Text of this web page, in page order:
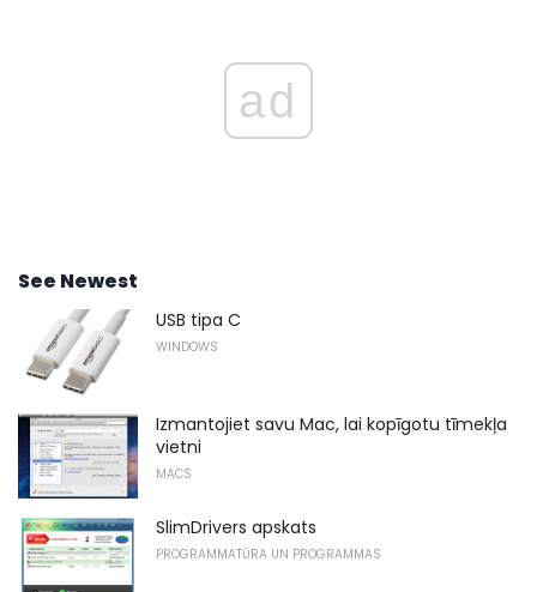
ad
See Newest
USB tipa C
WINDOWS
Izmantojiet savu Mac, lai kopīgotu tīmekļa
vietni
MACS
SlimDrivers apskats
PROGRAMMATŪRA UN PROGRAMMAS